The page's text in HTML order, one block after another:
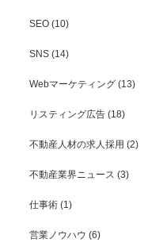
SEO (10)
SNS (14)
Webマーケティング (13)
リスティング広告 (18)
不動産人材の求人採用 (2)
不動産業界ニュース (3)
仕事術 (1)
営業ノウハウ (6)